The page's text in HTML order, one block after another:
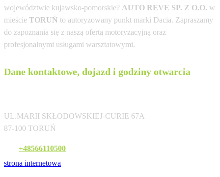
województwie kujawsko-pomorskie? AUTO REVE SP. Z O.O. w
mieście TORUŃ to autoryzowany punkt marki Dacia. Zapraszamy
do zapoznania się z naszą ofertą motoryzacyjną oraz
profesjonalnymi usługami warsztatowymi.
Dane kontaktowe, dojazd i godziny otwarcia
UL.MARII SKŁODOWSKIEJ-CURIE 67A
87-100 TORUŃ
+48566110500
strona internetowa